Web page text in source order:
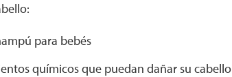
para bebés
químicos que puedan dañar su cabello